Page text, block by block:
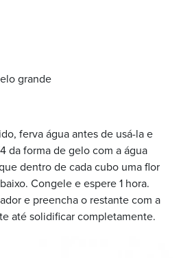
grande
ferva água antes de usá-la e
da forma de gelo com a água
dentro de cada cubo uma flor
Congele e espere 1 hora.
e preencha o restante com a
até solidificar completamente.